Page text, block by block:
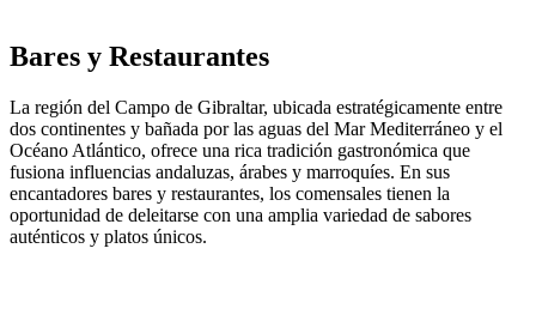
Bares y Restaurantes
La región del Campo de Gibraltar, ubicada estratégicamente entre
dos continentes y bañada por las aguas del Mar Mediterráneo y el
Océano Atlántico, ofrece una rica tradición gastronómica que
fusiona influencias andaluzas, árabes y marroquíes. En sus
encantadores bares y restaurantes, los comensales tienen la
oportunidad de deleitarse con una amplia variedad de sabores
auténticos y platos únicos.